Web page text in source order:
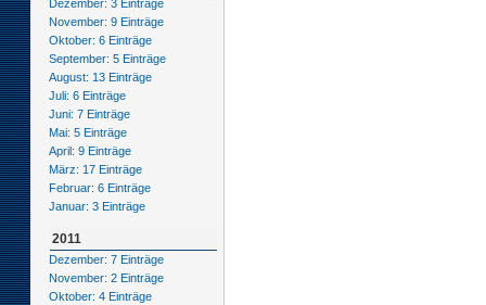
Dezember: 3 Einträge
November: 9 Einträge
Oktober: 6 Einträge
September: 5 Einträge
August: 13 Einträge
Juli: 6 Einträge
Juni: 7 Einträge
Mai: 5 Einträge
April: 9 Einträge
März: 17 Einträge
Februar: 6 Einträge
Januar: 3 Einträge
2011
Dezember: 7 Einträge
November: 2 Einträge
Oktober: 4 Einträge